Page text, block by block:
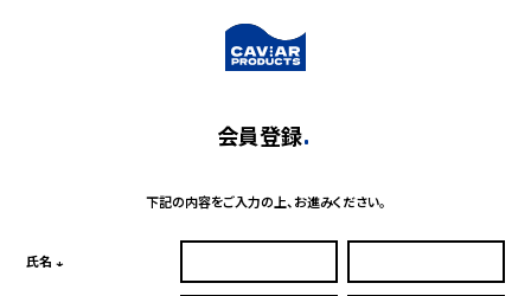
会員登録
下記の内容をご入力の上、お進みください。
氏名